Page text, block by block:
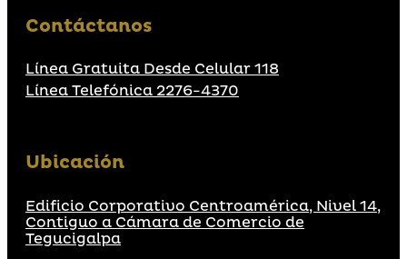
Contáctanos
Línea Gratuita Desde Celular 118
Línea Telefónica 2276-4370
Ubicación
Edificio Corporativo Centroamérica, Nivel 14,
Contiguo a Cámara de Comercio de
Tegucigalpa